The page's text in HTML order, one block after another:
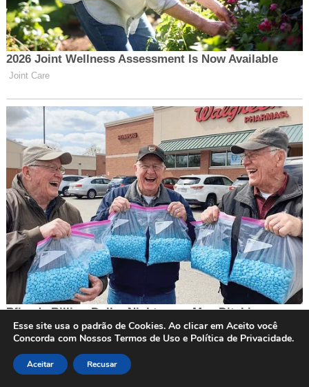
Esse site usa o padrão de Cookies. Ao clicar em Aceito você
Concorda com Nossos Termos de Uso e Política de Privacidade.
Aceitar Recusar